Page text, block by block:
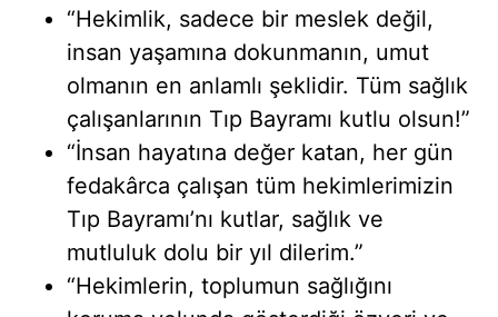
“Hekimlik, sadece bir meslek değil,
insan yaşamına dokunmanın, umut
olmanın en anlamlı şeklidir. Tüm sağlık
çalışanlarının Tıp Bayramı kutlu olsun!”
“İnsan hayatına değer katan, her gün
fedakârca çalışan tüm hekimlerimizin
Tıp Bayramı’nı kutlar, sağlık ve
mutluluk dolu bir yıl dilerim.”
“Hekimlerin, toplumun sağlığını